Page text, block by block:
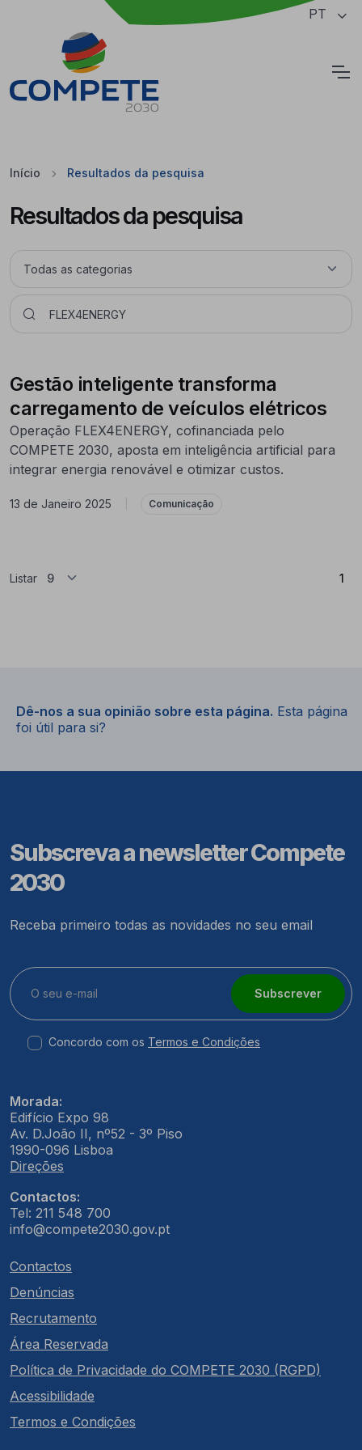
Saltar para o conteúdo principal da página PT
Início Resultados da pesquisa
Resultados da pesquisa
Gestão inteligente transforma
carregamento de veículos elétricos
Operação FLEX4ENERGY, cofinanciada pelo
COMPETE 2030, aposta em inteligência artificial para
integrar energia renovável e otimizar custos.
13 de Janeiro 2025 Comunicação
Listar 1
Dê-nos a sua opinião sobre esta página. Esta página
foi útil para si?
Subscreva a newsletter Compete
2030
Receba primeiro todas as novidades no seu email
Subscrever
Concordo com os Termos e Condições
Morada:
Edifício Expo 98
Av. D.João II, nº52 - 3º Piso
1990-096 Lisboa
Direções
Contactos:
Tel: 211 548 700
info@compete2030.gov.pt
Contactos
Denúncias
Recrutamento
Área Reservada
Política de Privacidade do COMPETE 2030 (RGPD)
Acessibilidade
Termos e Condições